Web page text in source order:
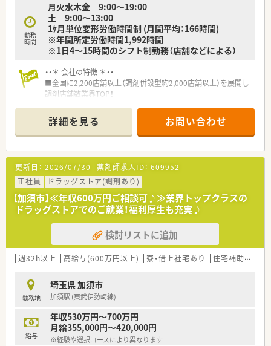
勤務
時間
月火水木金 9:00～19:00
土 9:00～13:00
1ｹ月単位変形労働時間制 (月間平均：166時間)
※年間所定労働時間1,992時間
※1日4～15時間のシフト制勤務（店舗などによる）
・・＊ 会社の特徴 ＊・・
■全国に2,200店舗以上（調剤併設型約2,000店舗以上）を展開し
調剤店舗数業界TOP！
頑張り次第で高給与も可能！
■経験や勤務コースによりますが、経験の少ない方でも500万前
半スタートと業界TOP水準！
■職種や職域に合わせ、豊富な社内研修や外部組織と連携した研
修を用意されています
■薬剤師が中心の会社だからこそ活躍できるキャリアパスが多
種多様に用意されています。
■店舗拡大に伴い、エリアマネジャーや営業部長等のマネジメン
トのポジションも増えます。
■在宅や教育等の専門性を活かせるスペシャリストを目指すこ
とも可能です。
■その他にも、管理部門や商品部門等の本社スタッフなど活動領
域は多種多様です。
■在宅実施店舗は年々増加しており、在宅医療へもしっかりと関
■育児休暇は3歳まで取得が可能で、時短制度は小学5年生まで
時短勤務ができるよう変更予定です。
■年間休日が120日とワークライフバランスが整っています
■日用品から常備薬まで、従業員割引制度など嬉しいメリットも
たくさんあります！
詳細を見る お問い合わせ
更新日： 2026/07/30 薬剤師求人ID： 609952
正社員
ドラッグストア(調剤あり)
【加須市】≪年収600万円ご相談可♪≫業界トップクラスの
ドラッグストアでのご就業！福利厚生も充実♪
検討リストに追加
週32h以上 高給与(600万円以上) 寮・借上社宅あり 住宅補助(手当)あり
勤務地
埼玉県 加須市
加須駅 (東武伊勢崎線)
給与
年収530万円～700万円
月給355,000円～420,000円
※経験や選択コースにより異なります